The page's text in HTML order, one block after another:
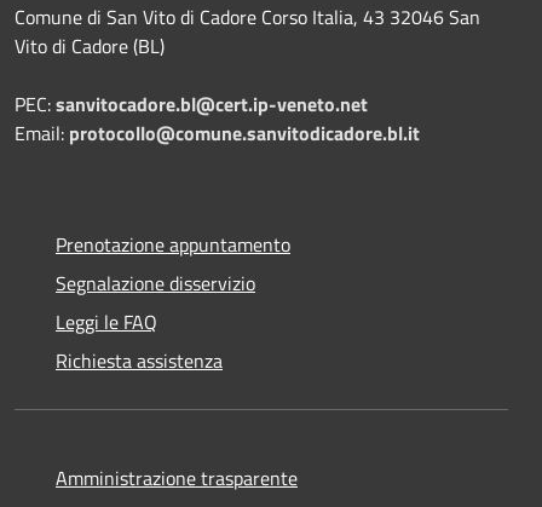
Comune di San Vito di Cadore Corso Italia, 43 32046 San
Vito di Cadore (BL)
PEC:sanvitocadore.bl@cert.ip-veneto.net
Email: protocollo@comune.sanvitodicadore.bl.it
Prenotazione appuntamento
Segnalazione disservizio
Leggi le FAQ
Richiesta assistenza
Amministrazione trasparente